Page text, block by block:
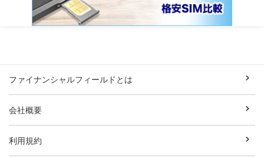
ファイナンシャルフィールドとは
会社概要
利用規約